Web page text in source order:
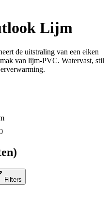
Lijm
de uitstraling van een eiken
van lijm-PVC. Watervast, stil
)
Filters